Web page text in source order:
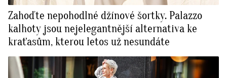
Zahoďte nepohodlné džínové šortky. Palazzo
kalhoty jsou nejelegantnější alternativa ke
kraťasům, kterou letos už nesundáte